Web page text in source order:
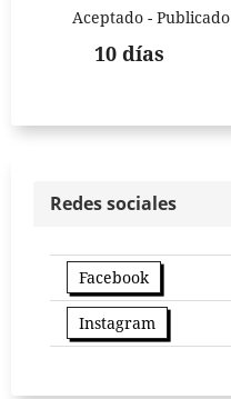
Aceptado - Publicado
10 días
Redes sociales
Facebook
Instagram